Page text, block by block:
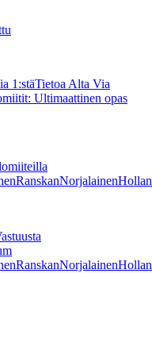
1:stäTietoa Alta Via
Ultimaattinen opas
RanskanNorjalainen
RanskanNorjalainen